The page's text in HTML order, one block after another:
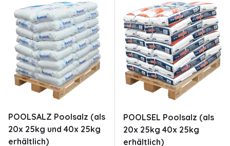
POOLSALZ Poolsalz (als
20x 25kg und 40x 25kg
erhältlich)
POOLSEL Poolsalz (als
20x 25kg 40x 25kg
erhältlich)